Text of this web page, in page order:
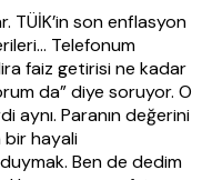
TÜİK’in son enflasyon
Telefonum
faiz getirisi ne kadar
da” diye soruyor. O
aynı. Paranın değerini
bir hayali
Ben de dedim